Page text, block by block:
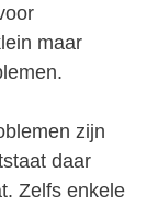
maar
zijn
daar
Zelfs enkele